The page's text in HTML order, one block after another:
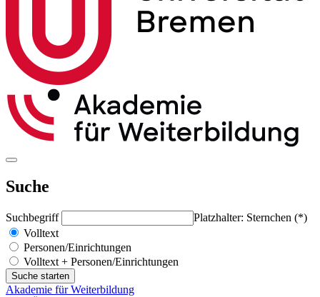
Suche
Suchbegriff
Platzhalter: Sternchen (*)
Volltext
Personen/Einrichtungen
Volltext + Personen/Einrichtungen
Akademie für Weiterbildung